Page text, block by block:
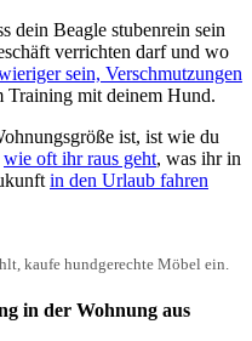
dein Beagle stubenrein sein
verrichten darf und wo
sein, Verschmutzungen
Training mit deinem Hund.
ist, ist wie du
wie oft ihr raus geht, was ihr in
in den Urlaub fahren
kaufe hundgerechte Möbel ein.
in der Wohnung aus